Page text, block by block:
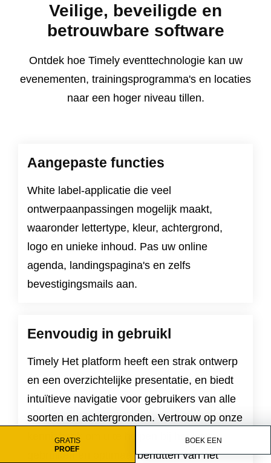
GRATIS
PROEF
BOEK EEN
Veilige, beveiligde en
betrouwbare software
Ontdek hoe Timely eventtechnologie kan uw
evenementen, trainingsprogramma's en locaties
naar een hoger niveau tillen.
Aangepaste functies
White label-applicatie die veel
ontwerpaanpassingen mogelijk maakt,
waaronder lettertype, kleur, achtergrond,
logo en unieke inhoud. Pas uw online
agenda, landingspagina's en zelfs
bevestigingsmails aan.
Eenvoudig in gebruikl
Timely Het platform heeft een strak ontwerp
en een overzichtelijke presentatie, en biedt
intuïtieve navigatie voor gebruikers van alle
soorten en achtergronden. Vertrouw op onze
kennisbank om u te helpen bij het leren,
gebruiken en optimaal benutten van het